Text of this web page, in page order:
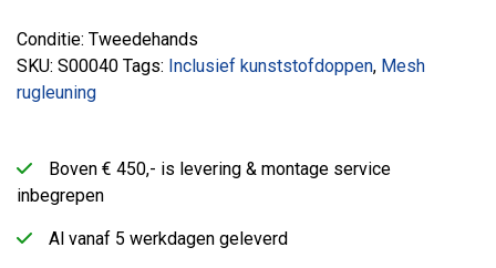
Conditie: Tweedehands
SKU: S00040 Tags: Inclusief kunststofdoppen, Mesh
rugleuning
Boven € 450,- is levering & montage service
inbegrepen
Al vanaf 5 werkdagen geleverd